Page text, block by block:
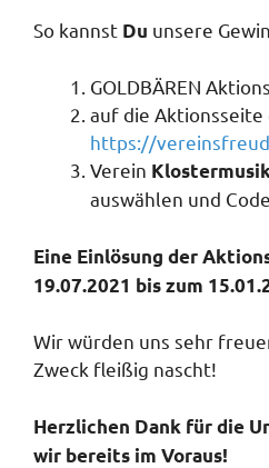
So kannst Du unsere
GOLDBÄREN
auf die Aktionsseite
https://
Verein
auswählen und
Eine Einlösung der
19.07.2021 bis zum
Wir würden uns sehr
Zweck fleißig nascht!
Herzlichen Dank für die
wir bereits im Voraus!